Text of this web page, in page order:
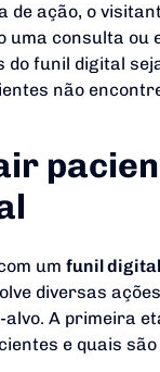
de ação, o
uma consulta
do funil digital
não
um funil digital
diversas
A primeira
e quais